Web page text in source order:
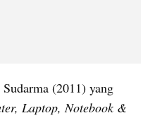
(2011) yang
Laptop, Notebook &